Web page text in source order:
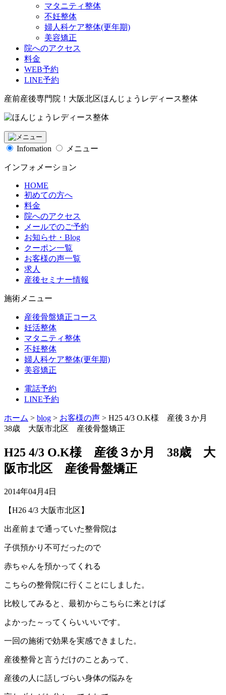
マタニティ整体
不妊整体
婦人科ケア整体(更年期)
美容矯正
院へのアクセス
料金
WEB予約
LINE予約
産前産後専門院！大阪北区ほんじょうレディース整体
Infomation メニュー
インフォメーション
HOME
初めての方へ
料金
院へのアクセス
メールでのご予約
お知らせ・Blog
クーポン一覧
お客様の声一覧
求人
産後セミナー情報
施術メニュー
産後骨盤矯正コース
妊活整体
マタニティ整体
不妊整体
婦人科ケア整体(更年期)
美容矯正
電話予約
LINE予約
ホーム > blog > お客様の声 > H25 4/3 O.K様 産後３か月
38歳 大阪市北区 産後骨盤矯正
H25 4/3 O.K様 産後３か月 38歳 大
阪市北区 産後骨盤矯正
2014年04月4日
【H26 4/3 大阪市北区】
出産前まで通っていた整骨院は
子供預かり不可だったので
赤ちゃんを預かってくれる
こちらの整骨院に行くことにしました。
比較してみると、最初からこちらに来とけば
よかった～ってくらいいいです。
一回の施術で効果を実感できました。
産後整骨と言うだけのことあって、
産後の人に話しづらい身体の悩みを